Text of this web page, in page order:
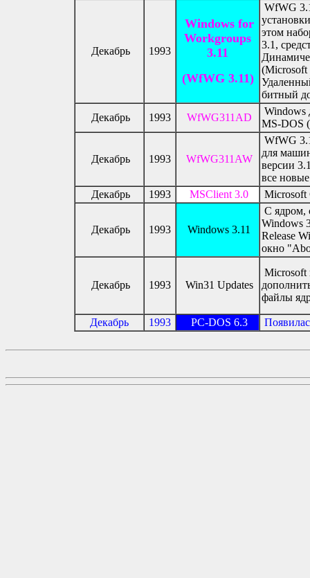
Декабрь 1993
Windows for
Workgroups
3.11
(WfWG 3.11)
WfWG
этом
3.1,
(Microsoft
битный
Декабрь
1993 WfWG311AD
Windows
MS-DOS
Декабрь 1993 WfWG311AW
WfWG
для
версии
все
Декабрь
1993 MSClient 3.0 Microsoft
Декабрь 1993 Windows 3.11
С ядром,
Windows
Release
окно
Декабрь 1993 Win31 Updates
Microsoft
файлы
Декабрь 1993 PC-DOS 6.3